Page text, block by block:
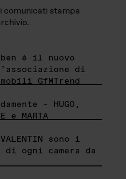
comunicati stampa
è il nuovo
di
GfMTrend
– HUGO,
e MARTA
sono i
ogni camera da